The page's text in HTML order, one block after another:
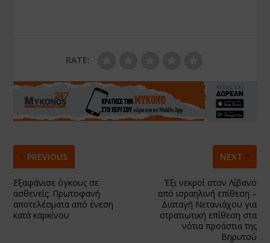
RATE:
PREVIOUS
Εξαφάνισε όγκους σε
ασθενείς: Πρωτοφανή
αποτελέσματα από ένεση
κατά καρκίνου
NEXT
Έξι νεκροί στον Λίβανο
από ισραηλινή επίθεση –
Διαταγή Νετανιάχου για
στρατιωτική επίθεση στα
νότια προάστια της
Βηρυτού